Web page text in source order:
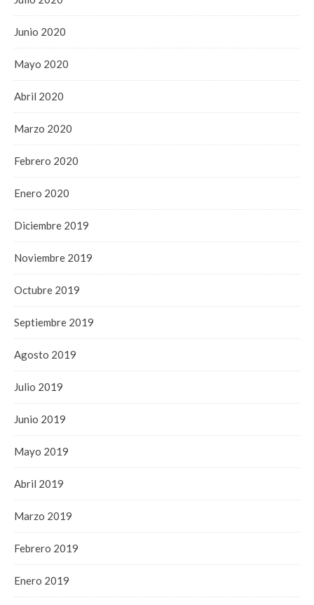
Junio 2020
Mayo 2020
Abril 2020
Marzo 2020
Febrero 2020
Enero 2020
Diciembre 2019
Noviembre 2019
Octubre 2019
Septiembre 2019
Agosto 2019
Julio 2019
Junio 2019
Mayo 2019
Abril 2019
Marzo 2019
Febrero 2019
Enero 2019